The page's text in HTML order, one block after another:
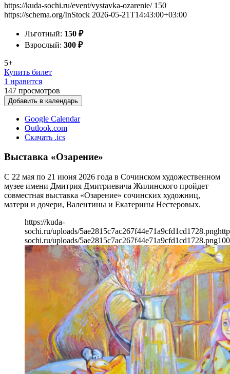
https://kuda-sochi.ru/event/vystavka-ozarenie/ 150
https://schema.org/InStock 2026-05-21T14:43:00+03:00
Льготный: 150 ₽
Взрослый: 300 ₽
5+
Купить билет
1 нравится
147 просмотров
Добавить в календарь
Google Calendar
Outlook.com
Скачать .ics
Выставка «Озарение»
С 22 мая по 21 июня 2026 года в Сочинском художественном
музее имени Дмитрия Дмитриевича Жилинского пройдет
совместная выставка «Озарение» сочинских художниц,
матери и дочери, Валентины и Екатерины Нестеровых.
https://kuda-
sochi.ru/uploads/5ae2815c7ac267f44e71a9cfd1cd1728.png
sochi.ru/uploads/5ae2815c7ac267f44e71a9cfd1cd1728.png